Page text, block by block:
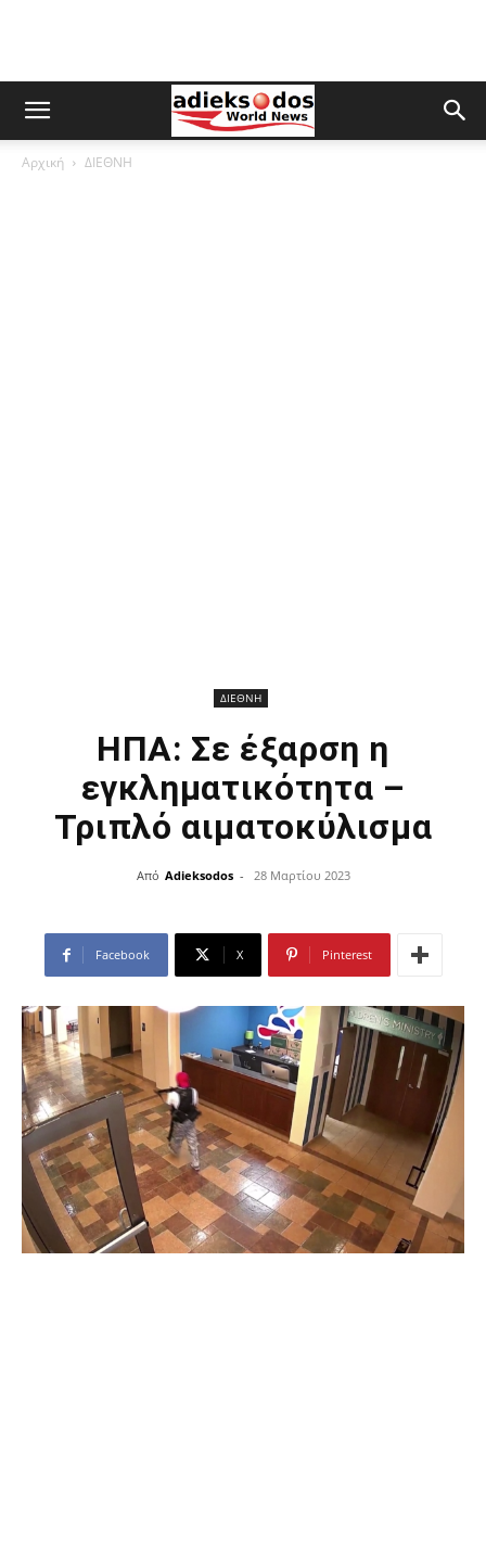
Αρχική ΔΙΕΘΝΗ
ΔΙΕΘΝΗ
ΗΠΑ: Σε έξαρση η
εγκληματικότητα –
Τριπλό αιματοκύλισμα
Από Adieksodos - 28 Μαρτίου 2023
Facebook X Pinterest